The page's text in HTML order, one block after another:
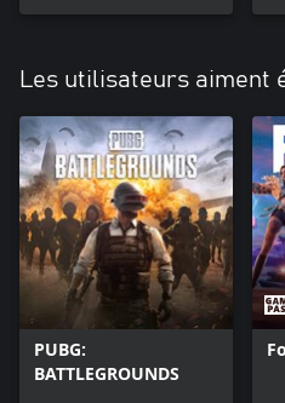
Les utilisateurs aiment
PUBG:
BATTLEGROUNDS